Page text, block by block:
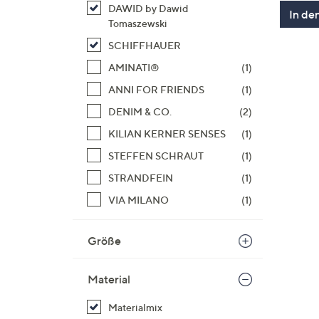
DAWID by Dawid
Tomaszewski
SCHIFFHAUER
AMINATI®
(1)
ANNI FOR FRIENDS
(1)
DENIM & CO.
(2)
KILIAN KERNER SENSES
(1)
STEFFEN SCHRAUT
(1)
STRANDFEIN
(1)
VIA MILANO
(1)
Größe
Material
Materialmix
In